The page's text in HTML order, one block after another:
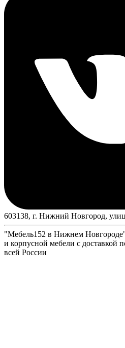
603138, г. Нижний Новгород,
"Мебель152 в Нижнем
и корпусной мебели с
всей России